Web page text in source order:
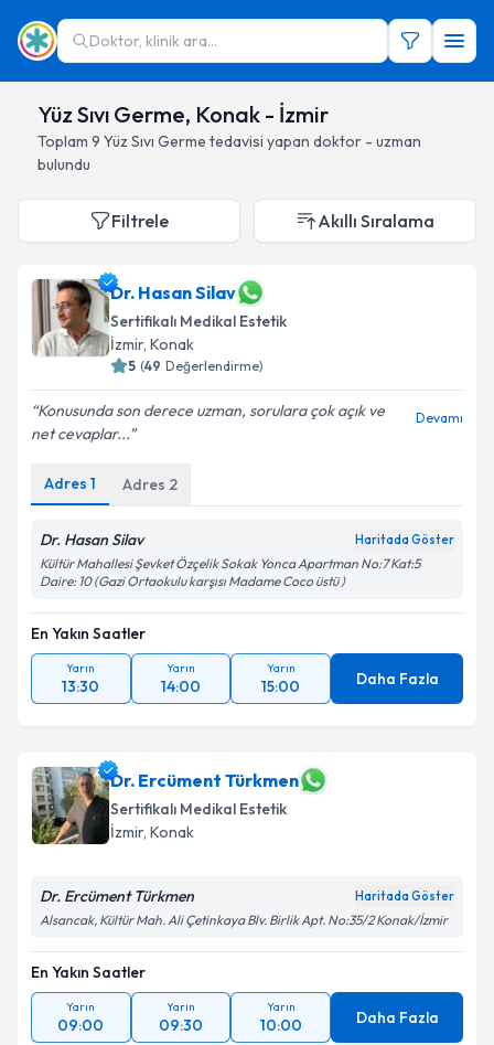
Doktor, klinik ara...
Yüz Sıvı Germe, Konak - İzmir
Toplam 9 Yüz Sıvı Germe tedavisi yapan doktor - uzman
bulundu
Filtrele Akıllı Sıralama
Dr. Hasan Silav
Sertifikalı Medikal Estetik
İzmir, Konak
5 (49 Değerlendirme)
Konusunda son derece uzman, sorulara çok açık ve
net cevaplar...
Devamı
Adres 1 Adres 2
Dr. Hasan Silav Haritada Göster
Kültür Mahallesi Şevket Özçelik Sokak Yonca Apartman No:7 Kat:5
Daire: 10 (Gazi Ortaokulu karşısı Madame Coco üstü )
En Yakın Saatler
Yarın
13:30
Yarın
14:00
Yarın
15:00 Daha Fazla
Dr. Ercüment Türkmen
Sertifikalı Medikal Estetik
İzmir, Konak
Dr. Ercüment Türkmen Haritada Göster
Alsancak, Kültür Mah. Ali Çetinkaya Blv. Birlik Apt. No:35/2 Konak/İzmir
En Yakın Saatler
Yarın
09:00
Yarın
09:30
Yarın
10:00 Daha Fazla